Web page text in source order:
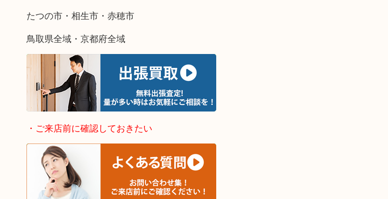
たつの市・相生市・赤穂市
鳥取県全域・京都府全域
・ご来店前に確認しておきたい